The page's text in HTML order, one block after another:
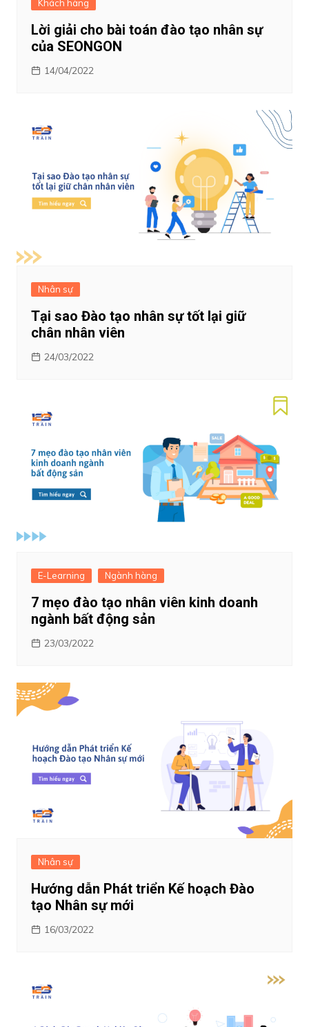
Khách hàng
Lời giải cho bài toán đào tạo nhân sự
của SEONGON
14/04/2022
Nhân sự
Tại sao Đào tạo nhân sự tốt lại giữ
chân nhân viên
24/03/2022
E-Learning Ngành hàng
7 mẹo đào tạo nhân viên kinh doanh
ngành bất động sản
23/03/2022
Nhân sự
Hướng dẫn Phát triển Kế hoạch Đào
tạo Nhân sự mới
16/03/2022